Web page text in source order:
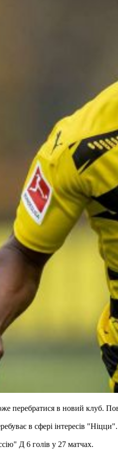
перебратися в новий клуб.
в сфері інтересів "Ніцци".
Д 6 голів у 27 матчах.